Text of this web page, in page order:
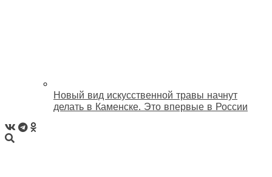
Новый вид искусственной травы начнут
делать в Каменске. Это впервые в России